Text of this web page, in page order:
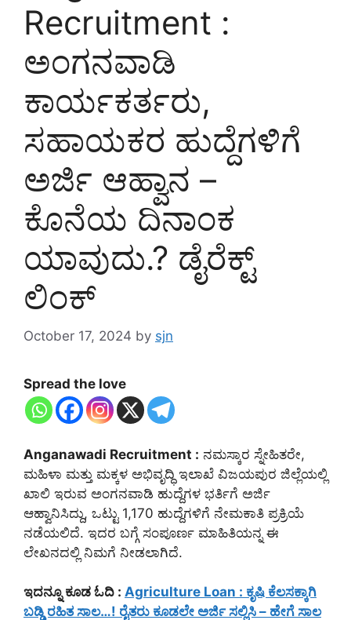
Recruitment :
ಅಂಗನವಾಡಿ
ಕಾರ್ಯಕರ್ತರು,
ಸಹಾಯಕರ ಹುದ್ದೆಗಳಿಗೆ
ಅರ್ಜಿ ಆಹ್ವಾನ –
ಕೊನೆಯ ದಿನಾಂಕ
ಯಾವುದು.? ಡೈರೆಕ್ಟ್
ಲಿಂಕ್
October 17, 2024 by sjn
Spread the love
Anganawadi Recruitment : ನಮಸ್ಕಾರ ಸ್ನೇಹಿತರೇ,
ಮಹಿಳಾ ಮತ್ತು ಮಕ್ಕಳ ಅಭಿವೃದ್ಧಿ ಇಲಾಖೆ ವಿಜಯಪುರ ಜಿಲ್ಲೆಯಲ್ಲಿ
ಖಾಲಿ ಇರುವ ಅಂಗನವಾಡಿ ಹುದ್ದೆಗಳ ಭರ್ತಿಗೆ ಅರ್ಜಿ
ಆಹ್ವಾನಿಸಿದ್ದು, ಒಟ್ಟು 1,170 ಹುದ್ದೆಗಳಿಗೆ ನೇಮಕಾತಿ ಪ್ರಕ್ರಿಯೆ
ನಡೆಯಲಿದೆ. ಇದರ ಬಗ್ಗೆ ಸಂಪೂರ್ಣ ಮಾಹಿತಿಯನ್ನ ಈ
ಲೇಖನದಲ್ಲಿ ನಿಮಗೆ ನೀಡಲಾಗಿದೆ.
ಇದನ್ನೂ ಕೂಡ ಓದಿ : Agriculture Loan : ಕೃಷಿ ಕೆಲಸಕ್ಕಾಗಿ
ಬಡ್ಡಿ ರಹಿತ ಸಾಲ…! ರೈತರು ಕೂಡಲೇ ಅರ್ಜಿ ಸಲ್ಲಿಸಿ – ಹೇಗೆ ಸಾಲ